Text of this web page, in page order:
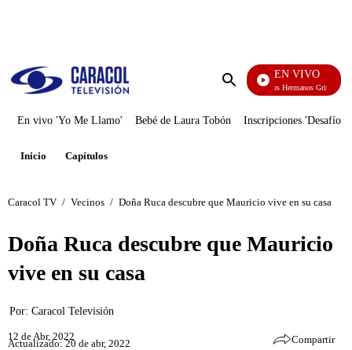
Enviar
EN VIVO
Cuentos De Los Hermanos Grimm
En vivo 'Yo Me Llamo' Bebé de Laura Tobón Inscripciones 'Desafío'
Inicio Capítulos
Caracol TV / Vecinos / Doña Ruca descubre que Mauricio vive en su casa
Doña Ruca descubre que Mauricio
vive en su casa
Por: Caracol Televisión
12 de Abr, 2022
Actualizado: 20 de abr, 2022 Compartir